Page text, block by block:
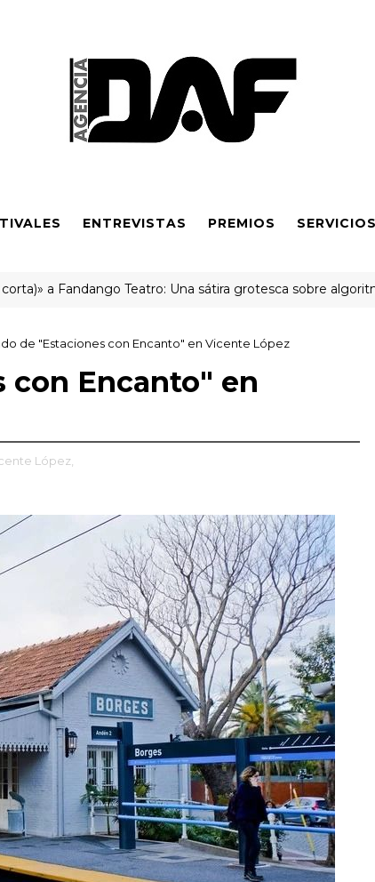
ENTREVISTAS PREMIOS SERVICIOS
a Fandango Teatro: Una sátira grotesca sobre algoritmos
de "Estaciones con Encanto" en Vicente López
con Encanto" en
López,